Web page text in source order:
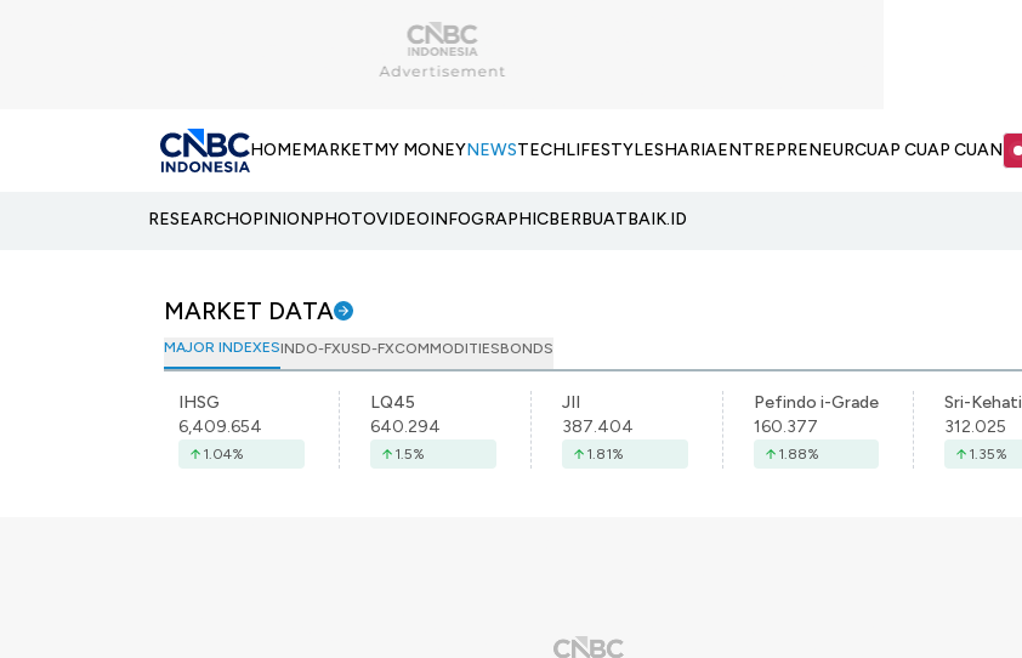
HOMEMARKETMY MONEYNEWSTECHLIFESTYLESHARIAENTREPRENEURCUAP CUAP CUAN
RESEARCHOPINIONPHOTOVIDEOINFOGRAPHICBERBUATBAIK.ID
MARKET DATA
MAJOR INDEXESINDO-FXUSD-FXCOMMODITIESBONDS
IHSG
6,409.654
1.04%
LQ45
640.294
1.5%
JII
387.404
1.81%
Pefindo i-Grade
160.377
1.88%
Sri-Kehati
312.025
1.35%